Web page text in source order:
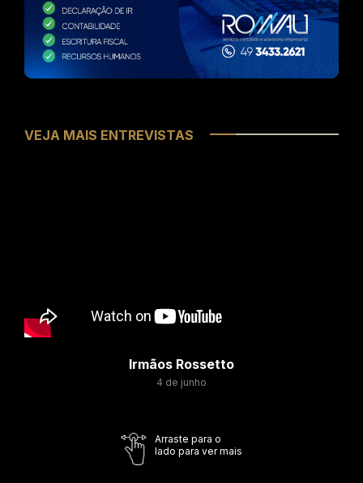
VEJA MAIS ENTREVISTAS
Irmãos Rossetto
4 de junho
Arraste para o
lado para ver mais